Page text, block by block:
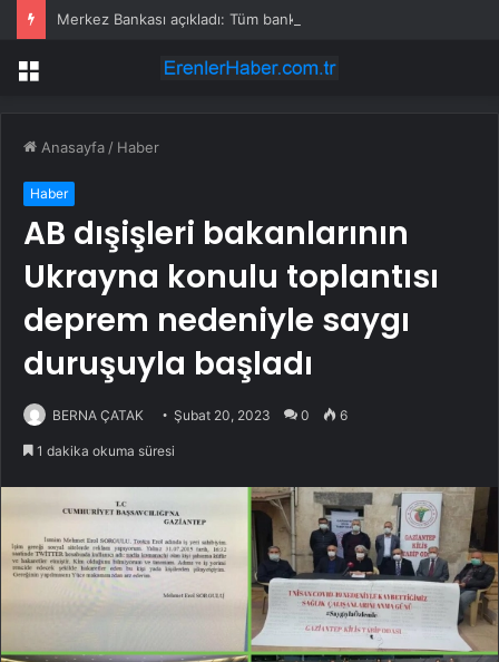
Merkez Bankası açıkladı: Tüm banknotlar değişiyor
Menü
Anasayfa / Haber
Haber
AB dışişleri bakanlarının
Ukrayna konulu toplantısı
deprem nedeniyle saygı
duruşuyla başladı
BERNA ÇATAK Şubat 20, 2023 0 6
1 dakika okuma süresi